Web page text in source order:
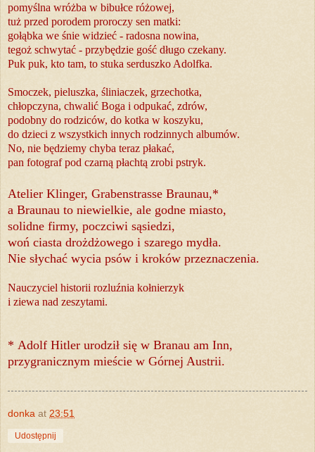
pomyślna wróżba w bibułce różowej,
tuż przed porodem proroczy sen matki:
gołąbka we śnie widzieć - radosna nowina,
tegoż schwytać - przybędzie gość długo czekany.
Puk puk, kto tam, to stuka serduszko Adolfka.
Smoczek, pieluszka, śliniaczek, grzechotka,
chłopczyna, chwalić Boga i odpukać, zdrów,
podobny do rodziców, do kotka w koszyku,
do dzieci z wszystkich innych rodzinnych albumów.
No, nie będziemy chyba teraz płakać,
pan fotograf pod czarną płachtą zrobi pstryk.
Atelier Klinger, Grabenstrasse Braunau,*
a Braunau to niewielkie, ale godne miasto,
solidne firmy, poczciwi sąsiedzi,
woń ciasta drożdżowego i szarego mydła.
Nie słychać wycia psów i kroków przeznaczenia.
Nauczyciel historii rozluźnia kołnierzyk
i ziewa nad zeszytami.
* Adolf Hitler urodził się w Branau am Inn,
przygranicznym mieście w Górnej Austrii.
donka at 23:51
Udostępnij